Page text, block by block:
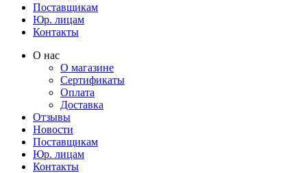
Поставщикам
Юр. лицам
Контакты
О нас
О магазине
Сертификаты
Оплата
Доставка
Отзывы
Новости
Поставщикам
Юр. лицам
Контакты